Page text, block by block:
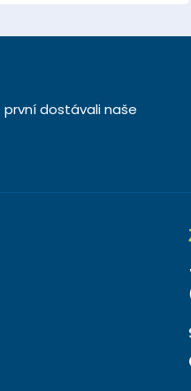
dostávali naše